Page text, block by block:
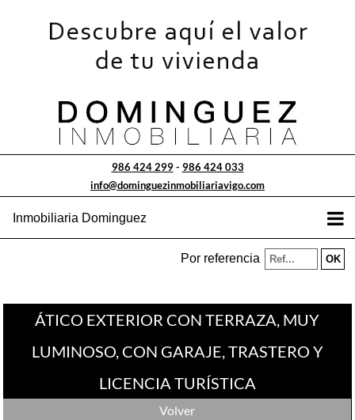
986 424 299- 986 424 033
info@dominguezinmobiliariavigo.com
Inmobiliaria Dominguez
Por referencia
ÁTICO EXTERIOR CON TERRAZA, MUY
LUMINOSO, CON GARAJE, TRASTERO Y
LICENCIA TURÍSTICA
Volver